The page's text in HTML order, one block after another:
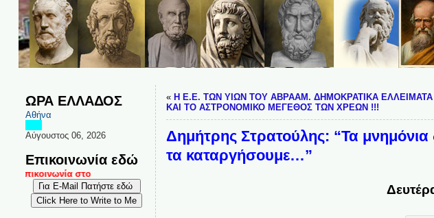
ΩΡΑ ΕΛΛΑΔΟΣ
Αθήνα
Αύγουστος 06, 2026
Επικοινωνία εδώ
στο
« Η E.E. ΤΩΝ ΥΙΩΝ ΤΟΥ ΑΒΡΑΑΜ. ΔΗΜΟΚΡΑΤΙΚΑ ΕΛΛΕΙΜΑΤΑ
ΚΑΙ ΤΟ ΑΣΤΡΟΝΟΜΙΚΟ ΜΕΓΕΘΟΣ ΤΩΝ ΧΡΕΩΝ !!!
Δημήτρης Στρατούλης: “Τα
τα καταργήσουμε…”